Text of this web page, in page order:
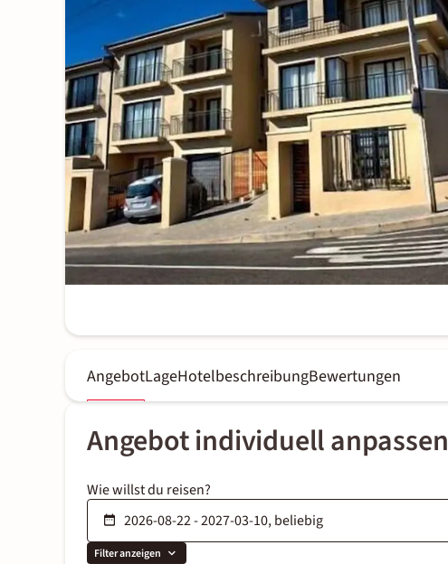
AngebotLageHotelbeschreibungBewertungen
Angebot individuell anpassen
Wie willst du reisen?
Filter anzeigen